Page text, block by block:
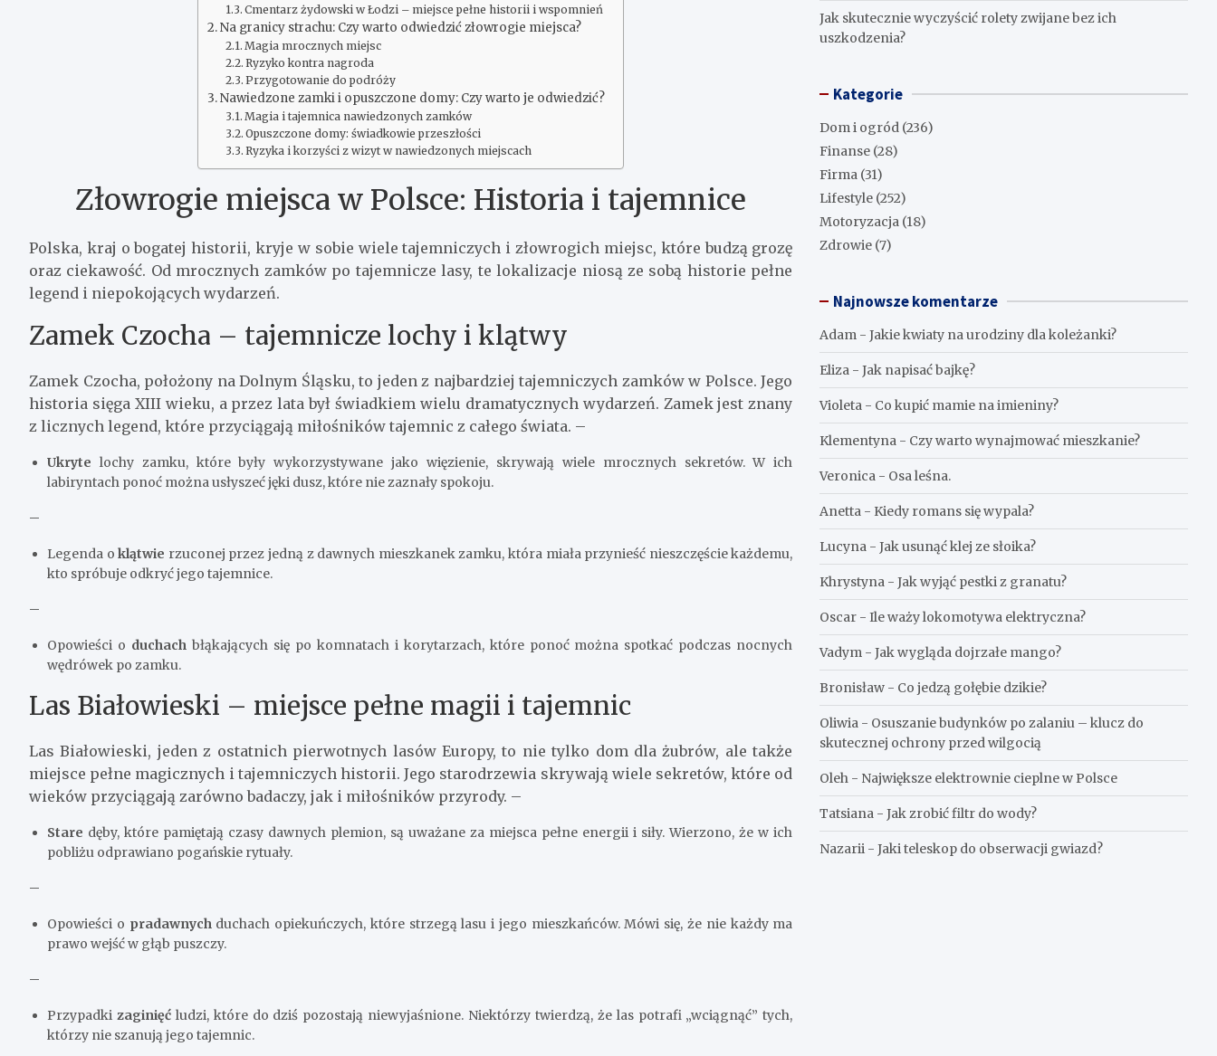
Cmentarz żydowski w Łodzi – miejsce pełne historii i wspomnień
Na granicy strachu: Czy warto odwiedzić złowrogie miejsca?
Magia mrocznych miejsc
Ryzyko kontra nagroda
Przygotowanie do podróży
Nawiedzone zamki i opuszczone domy: Czy warto je odwiedzić?
Magia i tajemnica nawiedzonych zamków
Opuszczone domy: świadkowie przeszłości
Ryzyka i korzyści z wizyt w nawiedzonych miejscach
Złowrogie miejsca w Polsce: Historia i tajemnice
Polska, kraj o bogatej historii, kryje w sobie wiele tajemniczych i złowrogich miejsc, które budzą grozę
oraz ciekawość. Od mrocznych zamków po tajemnicze lasy, te lokalizacje niosą ze sobą historie pełne
legend i niepokojących wydarzeń.
Zamek Czocha – tajemnicze lochy i klątwy
Zamek Czocha, położony na Dolnym Śląsku, to jeden z najbardziej tajemniczych zamków w Polsce. Jego
historia sięga XIII wieku, a przez lata był świadkiem wielu dramatycznych wydarzeń. Zamek jest znany
z licznych legend, które przyciągają miłośników tajemnic z całego świata. –
Ukryte lochy zamku, które były wykorzystywane jako więzienie, skrywają wiele mrocznych sekretów. W ich
labiryntach ponoć można usłyszeć jęki dusz, które nie zaznały spokoju.
–
Legenda oklątwie rzuconej przez jedną z dawnych mieszkanek zamku, która miała przynieść nieszczęście każdemu,
kto spróbuje odkryć jego tajemnice.
–
Opowieści o duchachbłąkających się po komnatach i korytarzach, które ponoć można spotkać podczas nocnych
wędrówek po zamku.
Las Białowieski – miejsce pełne magii i tajemnic
Las Białowieski, jeden z ostatnich pierwotnych lasów Europy, to nie tylko dom dla żubrów, ale także
miejsce pełne magicznych i tajemniczych historii. Jego starodrzewia skrywają wiele sekretów, które od
wieków przyciągają zarówno badaczy, jak i miłośników przyrody. –
Stare dęby, które pamiętają czasy dawnych plemion, są uważane za miejsca pełne energii i siły. Wierzono, że w ich
pobliżu odprawiano pogańskie rytuały.
–
Opowieści o pradawnychduchach opiekuńczych, które strzegą lasu i jego mieszkańców. Mówi się, że nie każdy ma
prawo wejść w głąb puszczy.
–
Przypadki zaginięćludzi, które do dziś pozostają niewyjaśnione. Niektórzy twierdzą, że las potrafi „wciągnąć” tych,
którzy nie szanują jego tajemnic.
Jak skutecznie wyczyścić rolety zwijane bez ich
uszkodzenia?
Kategorie
Dom i ogród (236)
Finanse (28)
Firma (31)
Lifestyle (252)
Motoryzacja (18)
Zdrowie (7)
Najnowsze komentarze
Adam -Jakie kwiaty na urodziny dla koleżanki?
Eliza -Jak napisać bajkę?
Violeta - Co kupić mamie na imieniny?
Klementyna - Czy warto wynajmować mieszkanie?
Veronica - Osa leśna.
Anetta - Kiedy romans się wypala?
Lucyna -Jak usunąć klej ze słoika?
Khrystyna -Jak wyjąć pestki z granatu?
Oscar -Ile waży lokomotywa elektryczna?
Vadym -Jak wygląda dojrzałe mango?
Bronisław - Co jedzą gołębie dzikie?
Oliwia - Osuszanie budynków po zalaniu – klucz do
skutecznej ochrony przed wilgocią
Oleh - Największe elektrownie cieplne w Polsce
Tatsiana -Jak zrobić filtr do wody?
Nazarii -Jaki teleskop do obserwacji gwiazd?